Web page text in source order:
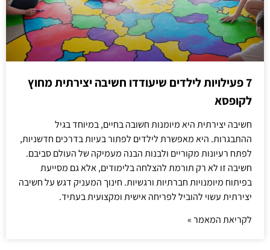
7 פעילויות לילדים שיעודדו חשיבה יצירתית מחוץ
לקופסא
חשיבה יצירתית היא מיומנות חשובה בחיים, במיוחד בגיל
ההתבגרות. היא מאפשרת לילדים לפתור בעיות בדרכים חדשניות,
לפתח רעיונות מקוריים ולבנות הבנה מעמיקה של העולם סביבם.
חשיבה זו לא רק תורמת להצלחה בלימודים, אלא גם מסייעת
בפיתוח מיומנויות חברתיות ורגשיות. חינוך המעניק דגש על חשיבה
יצירתית עשוי להוביל לפריחה אישית ומקצועית בעתיד.
לקריאת המאמר »